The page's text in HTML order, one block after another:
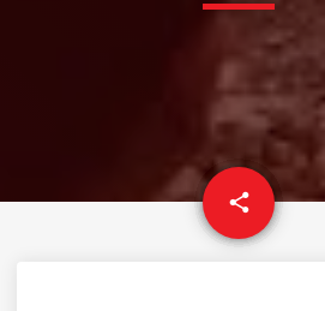
share
email